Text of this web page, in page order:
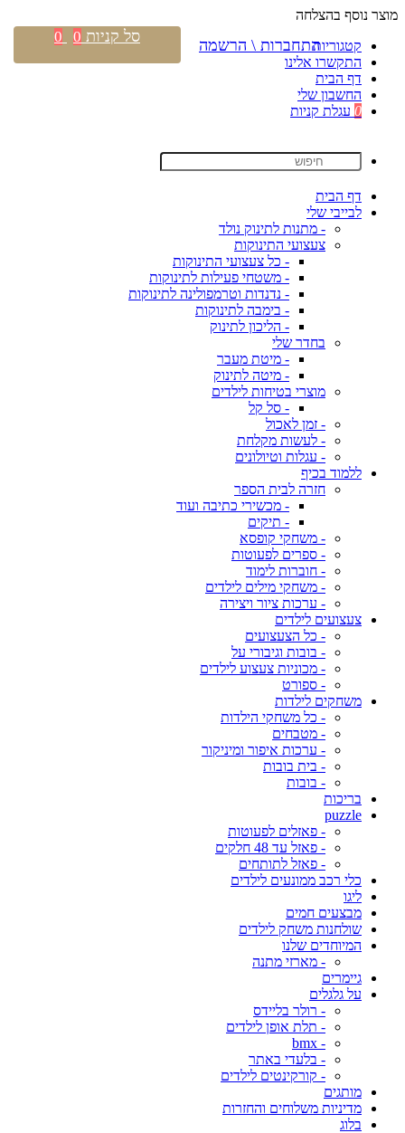
מוצר נוסף בהצלחה
קטגוריות
התקשרו אלינו
דף הבית
החשבון שלי
0 עגלת קניות
דף הבית
לבייבי שלי
- מתנות לתינוק נולד
צעצועי התינוקות
- כל צעצועי התינוקות
- משטחי פעילות לתינוקות
- נדנדות וטרמפולינה לתינוקות
- בימבה לתינוקות
- הליכון לתינוק
בחדר שלי
- מיטת מעבר
- מיטה לתינוק
מוצרי בטיחות לילדים
- סל קל
- זמן לאכול
- לעשות מקלחת
- עגלות וטיולונים
ללמוד בכיף
חזרה לבית הספר
- מכשירי כתיבה ועוד
- תיקים
- משחקי קופסא
- ספרים לפעוטות
- חוברות לימוד
- משחקי מילים לילדים
- ערכות ציור ויצירה
צעצועים לילדים
- כל הצעצועים
- בובות וגיבורי על
- מכוניות צעצוע לילדים
- ספורט
משחקים לילדות
- כל משחקי הילדות
- מטבחים
- ערכות איפור ומיניקור
- בית בובות
- בובות
בריכות
puzzle
- פאזלים לפעוטות
- פאזל עד 48 חלקים
- פאזל לתותחים
כלי רכב ממונעים לילדים
ליגו
מבצעים חמים
שולחנות משחק לילדים
המיוחדים שלנו
- מארזי מתנה
גיימרים
על גלגלים
- רולר בליידס
- תלת אופן לילדים
- bmx
- בלעדי באתר
- קורקינטים לילדים
מותגים
מדיניות משלוחים והחזרות
בלוג
התחברות \ הרשמה סל קניות 0
0